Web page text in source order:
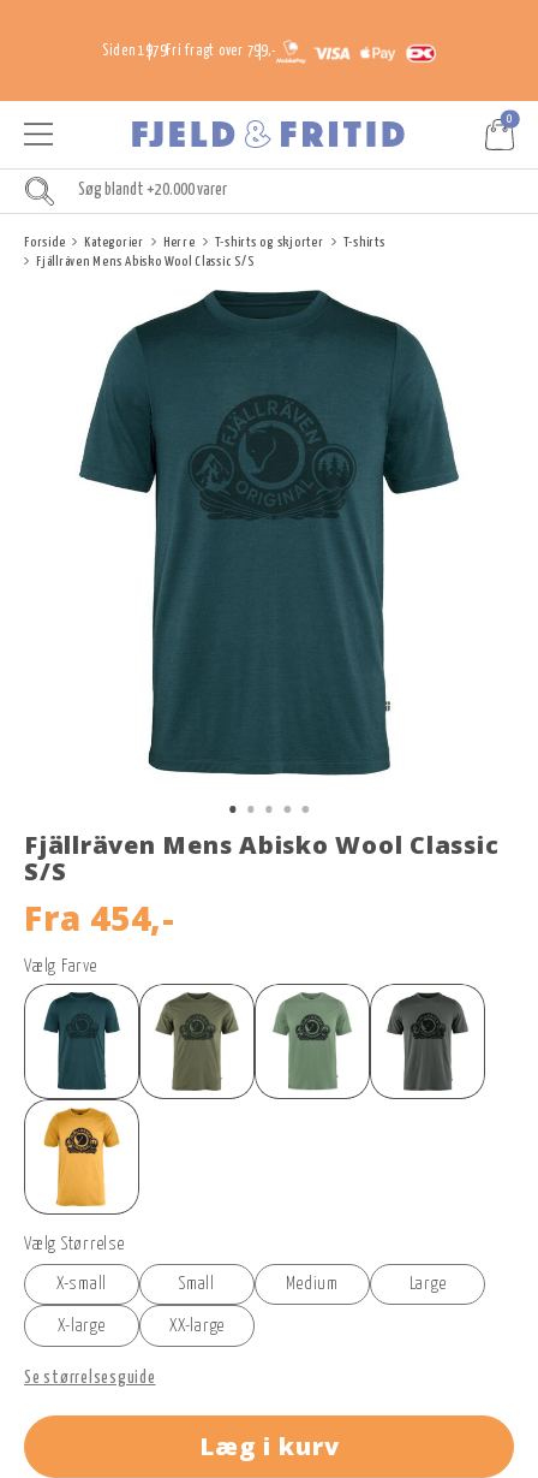
Siden 1979Fri fragt over 799,-
0
Forside Kategorier Herre T-shirts og skjorter
T-shirts
Fjällräven Mens Abisko Wool Classic S/S
Fjällräven Mens Abisko Wool Classic
S/S
Fra 454,-
Vælg Farve
Vælg Størrelse
X-small Small Medium Large
X-large XX-large
Se størrelsesguide
Læg i kurv